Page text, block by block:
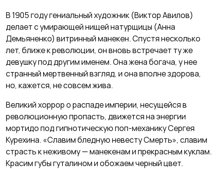
В 1905 году гениальный художник (Виктор Авилов)
делает с умирающей нищей натурщицы (Анна
Демьяненко) витринный манекен. Спустя несколько
лет, ближе к революции, он вновь встречает ту же
девушку под другим именем. Она жена богача, у нее
странный мертвенный взгляд, и она вполне здорова,
но, кажется, не совсем жива.
Великий хоррор о распаде империи, несущейся в
революционную пропасть, движется на энергии
мортидо под гипнотическую поп-механику Сергея
Курехина. «Славим бледную невесту Смерть», славим
страсть к неживому — манекенам и прекрасным куклам.
Красим губы гуталином и обожаем черный цвет.